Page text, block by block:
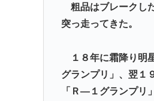
粗品はブレークし
突っ走ってきた。
１８年に霜降り明
グランプリ」、翌１
「Ｒ―１グランプリ